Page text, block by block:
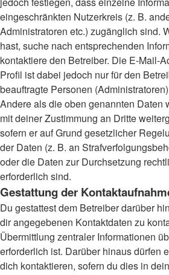
eingeschränkten Nutzerkreis (z. B.
Administratoren etc.) zugänglich sind.
hast, suche nach entsprechenden
kontaktiere den Betreiber. Die E-Mail-
Profil ist dabei jedoch nur für den
beauftragte Personen
Andere als die oben genannten Daten
mit deiner Zustimmung an Dritte
sofern er auf Grund gesetzlicher
der Daten (z. B. an
oder die Daten zur Durchsetzung
erforderlich sind.
Gestattung der
Du gestattest dem Betreiber darüber
dir angegebenen Kontaktdaten zu
Übermittlung zentraler Informationen
erforderlich ist. Darüber hinaus dürfen
dich kontaktieren, sofern du dies in